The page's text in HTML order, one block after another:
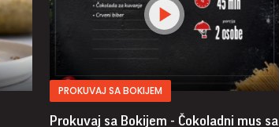
PROKUVAJ SA BOKIJEM
Prokuvaj sa Bokijem - Čokoladni mus sa